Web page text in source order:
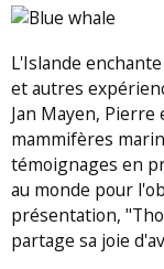
L'Islande enchante
et autres
Jan Mayen,
mammifères
témoignages en
au monde pour
présentation,
partage sa joie